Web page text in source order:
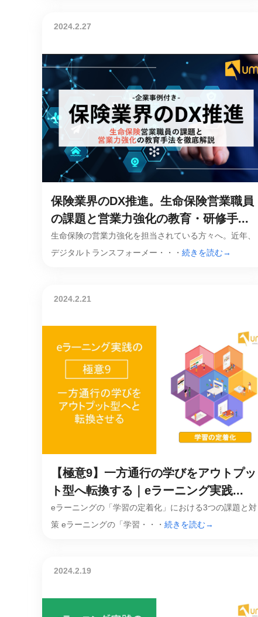
2024.2.27
保険業界のDX推進。生命保険営業職員
の課題と営業力強化の教育・研修手...
生命保険の営業力強化を担当されている方々へ。近年、
デジタルトランスフォーメー・・・ 続きを読む→
2024.2.21
【極意9】一方通行の学びをアウトプッ
ト型へ転換する｜eラーニング実践...
eラーニングの「学習の定着化」における3つの課題と対
策 eラーニングの「学習・・・ 続きを読む→
2024.2.19